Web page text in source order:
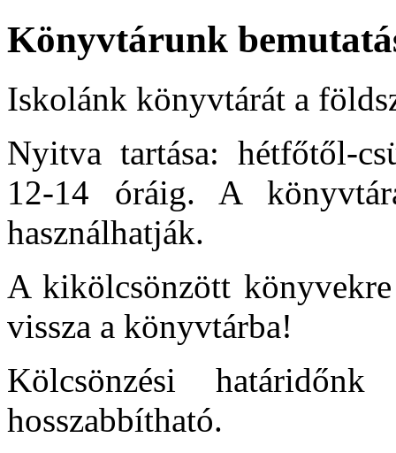
Könyvtárunk
Iskolánk könyvtárát a
Nyitva tartása: hétfőtől-
12-14 óráig. A
használhatják.
A kikölcsönzött
vissza a könyvtárba!
Kölcsönzési
hosszabbítható.